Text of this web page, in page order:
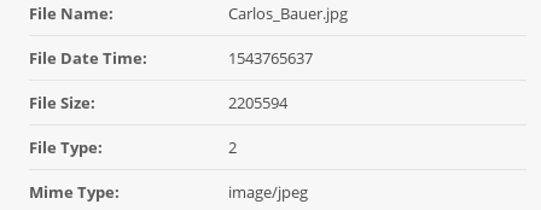
File Name: Carlos_Bauer.jpg
File Date Time: 1543765637
File Size: 2205594
File Type: 2
Mime Type: image/jpeg